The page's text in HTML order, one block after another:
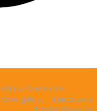
eGroup Services Ltd
Όροι χρήσης
Επικοινωνία